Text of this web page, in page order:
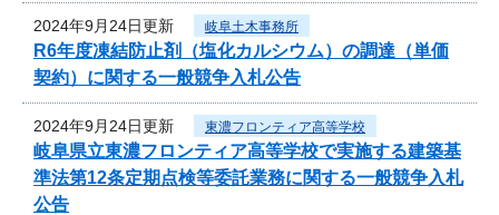
2024年9月24日更新 岐阜土木事務所
R6年度凍結防止剤（塩化カルシウム）の調達（単価
契約）に関する一般競争入札公告
2024年9月24日更新 東濃フロンティア高等学校
岐阜県立東濃フロンティア高等学校で実施する建築基
準法第12条定期点検等委託業務に関する一般競争入札
公告